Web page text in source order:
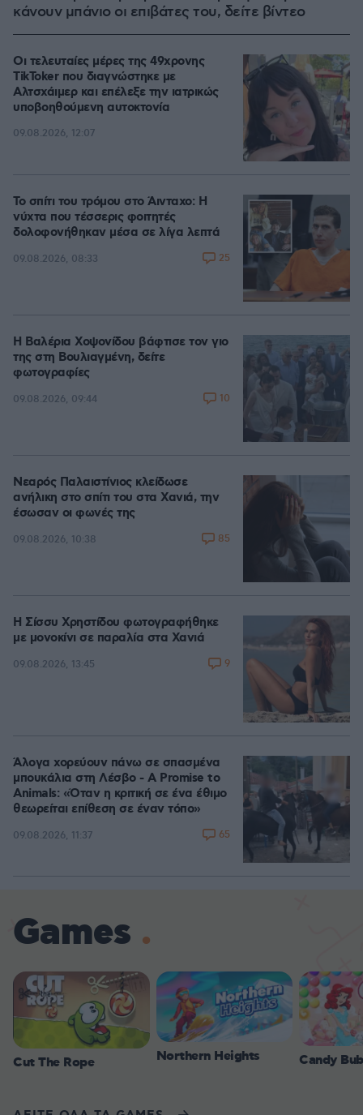
κάνουν μπάνιο οι επιβάτες του, δείτε βίντεο
Οι τελευταίες μέρες της 49χρονης
TikToker που διαγνώστηκε με
Αλτσχάιμερ και επέλεξε την ιατρικώς
υποβοηθούμενη αυτοκτονία
09.08.2026, 12:07
Το σπίτι του τρόμου στο Άινταχο: Η
νύχτα που τέσσερις φοιτητές
δολοφονήθηκαν μέσα σε λίγα λεπτά
09.08.2026, 08:33 25
Η Βαλέρια Χοψονίδου βάφτισε τον γιο
της στη Βουλιαγμένη, δείτε
φωτογραφίες
09.08.2026, 09:44 10
Νεαρός Παλαιστίνιος κλείδωσε
ανήλικη στο σπίτι του στα Χανιά, την
έσωσαν οι φωνές της
09.08.2026, 10:38 85
Η Σίσσυ Χρηστίδου φωτογραφήθηκε
με μονοκίνι σε παραλία στα Χανιά
09.08.2026, 13:45 9
Άλογα χορεύουν πάνω σε σπασμένα
μπουκάλια στη Λέσβο - A Promise to
Animals: «Όταν η κριτική σε ένα έθιμο
θεωρείται επίθεση σε έναν τόπο»
09.08.2026, 11:37 65
Games
Cut The Rope Northern Heights Candy